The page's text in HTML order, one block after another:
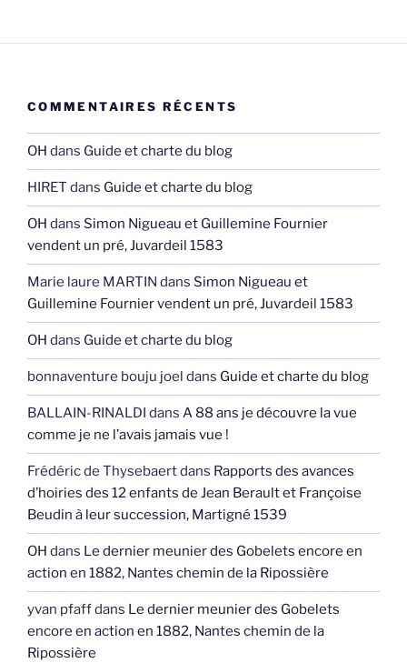
COMMENTAIRES RÉCENTS
OH dans Guide et charte du blog
HIRET dans Guide et charte du blog
OH dans Simon Nigueau et Guillemine Fournier
vendent un pré, Juvardeil 1583
Marie laure MARTIN dans Simon Nigueau et
Guillemine Fournier vendent un pré, Juvardeil 1583
OH dans Guide et charte du blog
bonnaventure bouju joel dans Guide et charte du blog
BALLAIN-RINALDI dans A 88 ans je découvre la vue
comme je ne l’avais jamais vue !
Frédéric de Thysebaertdans Rapports des avances
d’hoiries des 12 enfants de Jean Berault et Françoise
Beudin à leur succession, Martigné 1539
OH dans Le dernier meunier des Gobelets encore en
action en 1882, Nantes chemin de la Ripossière
yvan pfaffdans Le dernier meunier des Gobelets
encore en action en 1882, Nantes chemin de la
Ripossière